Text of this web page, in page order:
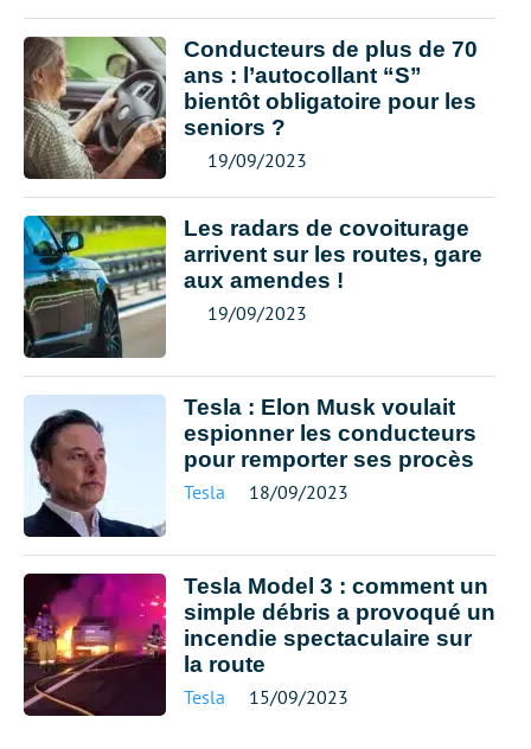
Conducteurs de plus de 70
ans : l’autocollant “S”
bientôt obligatoire pour les
seniors ?
19/09/2023
Les radars de covoiturage
arrivent sur les routes, gare
aux amendes !
19/09/2023
Tesla : Elon Musk voulait
espionner les conducteurs
pour remporter ses procès
Tesla 18/09/2023
Tesla Model 3 : comment un
simple débris a provoqué un
incendie spectaculaire sur
la route
Tesla 15/09/2023